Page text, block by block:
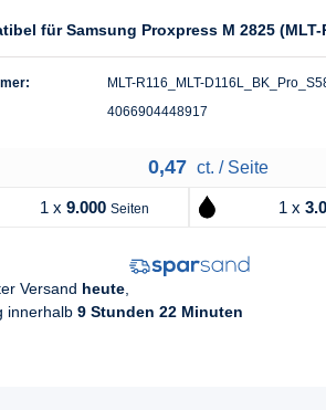
für Samsung Proxpress M 2825 (MLT-
MLT-R116_MLT-
4066904448917
0,47 ct. / Seite
1 x 9.000 Seiten 1 x
Versand heute
innerhalb 9 Stunden 22 Minuten